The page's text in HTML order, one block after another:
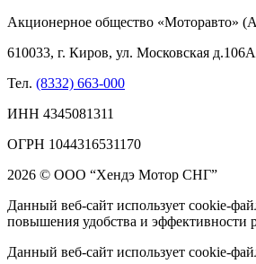
Акционерное общество «Моторавто»
610033, г. Киров, ул. Московская д.106А
Тел. (8332) 663-000
ИНН 4345081311
ОГРН 1044316531170
2026 © ООО “Хендэ Мотор СНГ”
Данный веб-сайт использует cookie-
повышения удобства и эффективности
Данный веб-сайт использует cookie-